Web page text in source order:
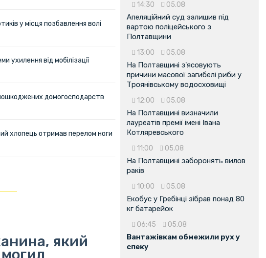
у місця позбавлення волі
ухилення від мобілізації
домогосподарств
хлопець отримав перелом ноги
який
14:30 05.08
Апеляційний суд залишив під
вартою поліцейського з
Полтавщини
13:00 05.08
На Полтавщині з'ясовують
причини масової загибелі риби у
Троянівському водосховищі
12:00 05.08
На Полтавщині визначили
лауреатів премії імені Івана
Котляревського
11:00 05.08
На Полтавщині заборонять вилов
раків
10:00 05.08
Екобус у Гребінці зібрав понад 80
кг батарейок
06:45 05.08
Вантажівкам обмежили рух у
спеку